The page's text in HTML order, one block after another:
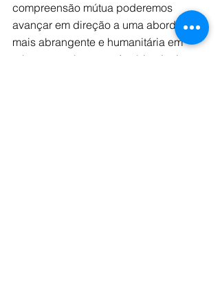
compreensão mútua poderemos
avançar em direção a uma abordagem
mais abrangente e humanitária em
relação ao aborto na América Latina.